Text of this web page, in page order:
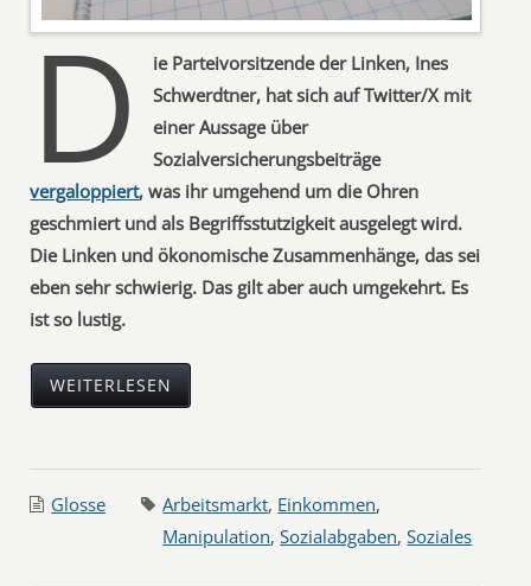
D
ie Parteivorsitzende der Linken, Ines
Schwerdtner, hat sich auf Twitter/X mit
einer Aussage über
Sozialversicherungsbeiträge
vergaloppiert, was ihr umgehend um die Ohren
geschmiert und als Begriffsstutzigkeit ausgelegt wird.
Die Linken und ökonomische Zusammenhänge, das sei
eben sehr schwierig. Das gilt aber auch umgekehrt. Es
ist so lustig.
WEITERLESEN
Glosse Arbeitsmarkt, Einkommen,
Manipulation,Sozialabgaben,Soziales